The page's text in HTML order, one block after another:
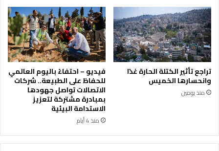
ن
ا
ل
ح
ل
ا
ل
م
ة
ا
ل
ي
ا
ت
د
ع
م
ا
ل
م
تراجع تأثير الكتلة الحارة غدًا
وانحسارها الخميس
منذ يومين
فيديو – احتفاءً باليوم العالمي
للحفاظ على الطبيعة.. شركات
الاتصالات تواصل جهودها
بمبادرة مشتركة لتعزيز
الاستدامة البيئية
منذ 4 أيام